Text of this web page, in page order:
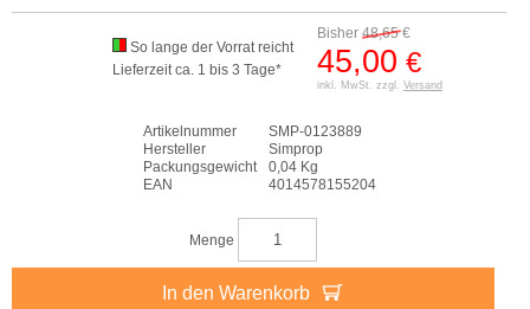
Bisher 48,65€
45,00 €
inkl. MwSt. zzgl. Versand
So lange der Vorrat reicht
Lieferzeit ca. 1 bis 3 Tage*
Artikelnummer
SMP-0123889
Hersteller
Simprop
Packungsgewicht
0,04 Kg
EAN
4014578155204
Menge
In den Warenkorb